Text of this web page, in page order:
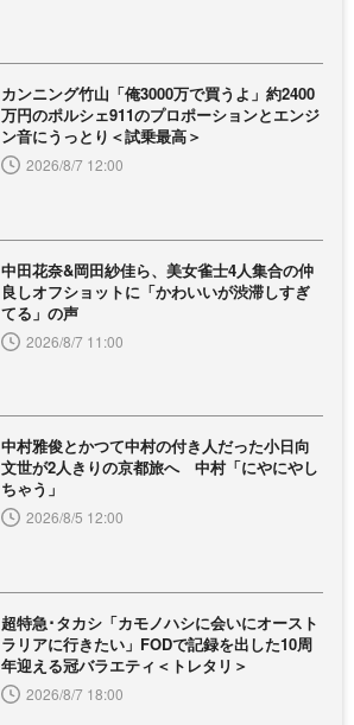
カンニング竹山「俺3000万で買うよ」約2400
万円のポルシェ911のプロポーションとエンジ
ン音にうっとり＜試乗最高＞
2026/8/7 12:00
中田花奈&岡田紗佳ら、美女雀士4人集合の仲
良しオフショットに「かわいいが渋滞しすぎ
てる」の声
2026/8/7 11:00
中村雅俊とかつて中村の付き人だった小日向
文世が2人きりの京都旅へ 中村「にやにやし
ちゃう」
2026/8/5 12:00
超特急･タカシ「カモノハシに会いにオースト
ラリアに行きたい」FODで記録を出した10周
年迎える冠バラエティ＜トレタリ＞
2026/8/7 18:00